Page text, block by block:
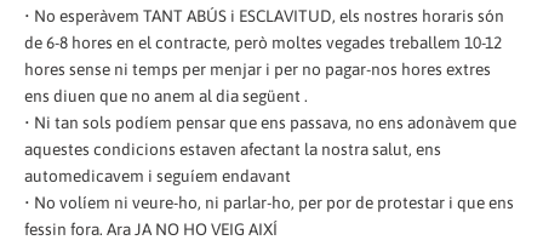
• No esperàvem TANT ABÚS i ESCLAVITUD, els nostres horaris són
de 6-8 hores en el contracte, però moltes vegades treballem 10-12
hores sense ni temps per menjar i per no pagar-nos hores extres
ens diuen que no anem al dia següent .
• Ni tan sols podíem pensar que ens passava, no ens adonàvem que
aquestes condicions estaven afectant la nostra salut, ens
automedicavem i seguíem endavant
• No volíem ni veure-ho, ni parlar-ho, per por de protestar i que ens
fessin fora. Ara JA NO HO VEIG AIXÍ